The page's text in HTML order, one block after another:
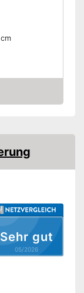
Sehr gut
05/2026